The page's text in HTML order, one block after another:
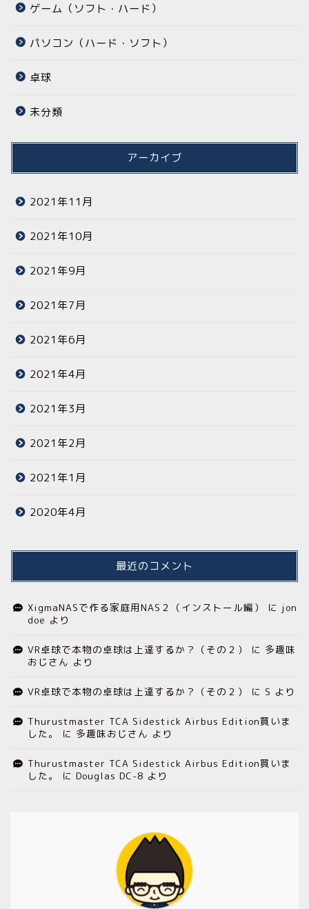
ゲーム（ソフト・ハード）
パソコン（ハード・ソフト）
卓球
未分類
アーカイブ
2021年11月
2021年10月
2021年9月
2021年7月
2021年6月
2021年4月
2021年3月
2021年2月
2021年1月
2020年4月
最近のコメント
XigmaNASで作る家庭用NAS２（インストール編） に jon
doe より
VR卓球で本物の卓球は上達するか？（その２） に 多趣味
おじさん より
VR卓球で本物の卓球は上達するか？（その２） に S より
Thurustmaster TCA Sidestick Airbus Edition買いま
した。
に 多趣味おじさん より
Thurustmaster TCA Sidestick Airbus Edition買いま
した。
に Douglas DC-8 より